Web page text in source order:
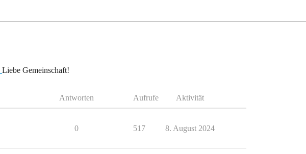
Liebe Gemeinschaft!
Antworten Aufrufe Aktivität
0 517 8. August 2024